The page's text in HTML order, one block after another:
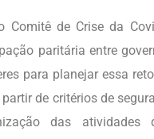
Comitê de Crise da
paritária entre
para planejar essa
de critérios de
das